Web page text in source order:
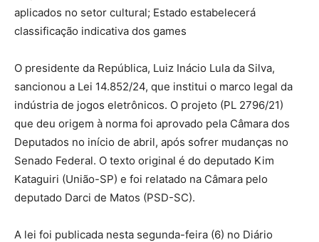
aplicados no setor cultural; Estado estabelecerá
classificação indicativa dos games
O presidente da República, Luiz Inácio Lula da Silva,
sancionou a Lei 14.852/24, que institui o marco legal da
indústria de jogos eletrônicos. O projeto (PL 2796/21)
que deu origem à norma foi aprovado pela Câmara dos
Deputados no início de abril, após sofrer mudanças no
Senado Federal. O texto original é do deputado Kim
Kataguiri (União-SP) e foi relatado na Câmara pelo
deputado Darci de Matos (PSD-SC).
A lei foi publicada nesta segunda-feira (6) no Diário